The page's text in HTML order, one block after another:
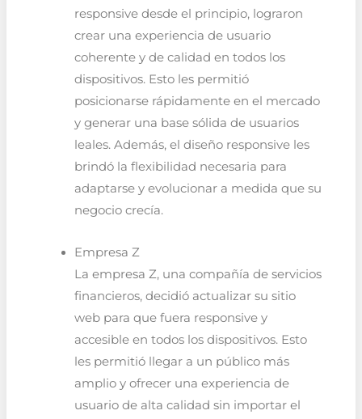
responsive desde el principio, lograron
crear una experiencia de usuario
coherente y de calidad en todos los
dispositivos. Esto les permitió
posicionarse rápidamente en el mercado
y generar una base sólida de usuarios
leales. Además, el diseño responsive les
brindó la flexibilidad necesaria para
adaptarse y evolucionar a medida que su
negocio crecía.
Empresa Z
La empresa Z, una compañía de servicios
financieros, decidió actualizar su sitio
web para que fuera responsive y
accesible en todos los dispositivos. Esto
les permitió llegar a un público más
amplio y ofrecer una experiencia de
usuario de alta calidad sin importar el